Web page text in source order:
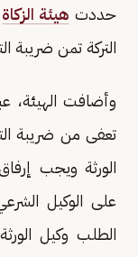
حددت هيئة الزكاة
التركة تمن ضريبة
وأضافت الهيئة،
تعفى من ضريبة
الورثة ويجب
على الوكيل
الطلب وكيل